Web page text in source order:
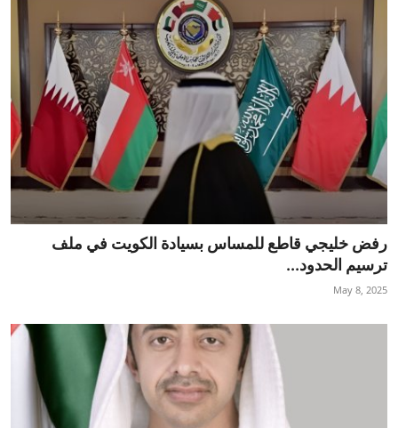
رفض خليجي قاطع للمساس بسيادة الكويت في ملف
ترسيم الحدود...
May 8, 2025